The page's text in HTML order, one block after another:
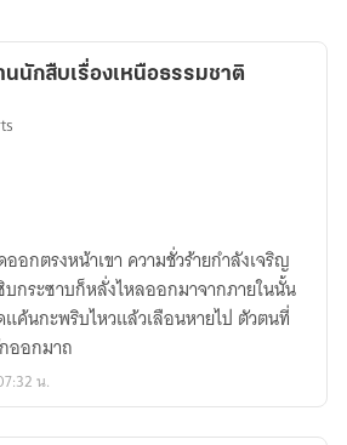
นนักสืบเรื่องเหนือธรรมชาติ
า ความชั่วร้ายกำลังเจริญ
บกระซาบก็หลั่งไหลออกมาจากภายในนั้น
ค้นกะพริบไหวแล้วเลือนหายไป ตัวตนที่
ออกมาถ
น.